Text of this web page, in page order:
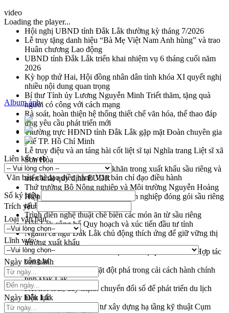
video
Loading the player...
Hội nghị UBND tỉnh Đắk Lắk thường kỳ tháng 7/2026
Lễ truy tặng danh hiệu “Bà Mẹ Việt Nam Anh hùng” và trao
Huân chương Lao động
UBND tỉnh Đắk Lắk triển khai nhiệm vụ 6 tháng cuối năm
2026
Kỳ họp thứ Hai, Hội đồng nhân dân tỉnh khóa XI quyết nghị
nhiều nội dung quan trọng
Bí thư Tỉnh ủy Lương Nguyễn Minh Triết thăm, tặng quà
người có công với cách mạng
Rà soát, hoàn thiện hệ thống thiết chế văn hóa, thể thao đáp
ứng yêu cầu phát triển mới
Thường trực HĐND tỉnh Đắk Lắk gặp mặt Đoàn chuyên gia
y tế TP. Hồ Chí Minh
Lễ truy điệu và an táng hài cốt liệt sĩ tại Nghĩa trang Liệt sĩ xã
Sơn Hòa
Bàn giải pháp tháo gỡ khó khăn trong xuất khẩu sầu riêng và
triển khai quy định EUDR
Thứ trưởng Bộ Nông nghiệp và Môi trường Nguyễn Hoàng
Hiệp khảo sát vùng trồng và doanh nghiệp đóng gói sầu riêng
tại Đắk Lắk
Trình diễn nghệ thuật chế biến các món ăn từ sầu riêng
Đắk Lắk công bố Quy hoạch và xúc tiến đầu tư tỉnh
Ngành cá ngừ Đắk Lắk chủ động thích ứng để giữ vững thị
trường xuất khẩu
Diễn đàn Kinh tế tư nhân Việt Nam đột phá cơ chế - Hợp tác
công tư
Đề án 06 tạo bước ngoặt đột phá trong cải cách hành chính
tỉnh Đắk Lắk
Kết nối tour, đẩy mạnh chuyển đổi số để phát triển du lịch
Đắk Lắk
Khởi động Dự án Đầu tư xây dựng hạ tầng kỹ thuật Cụm
Album ảnh
Liên kết web
Văn bản chỉ đạo điều hành Văn bản chỉ đạo điều hành
Số ký hiệu
Trích yếu
Loại văn bản
Lĩnh vực
Ngày ban hành
Ngày hiệu lực